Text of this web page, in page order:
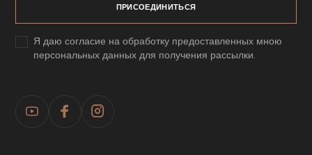
Я даю согласие на обработку предоставленных мною
персональных данных для получения рассылки.